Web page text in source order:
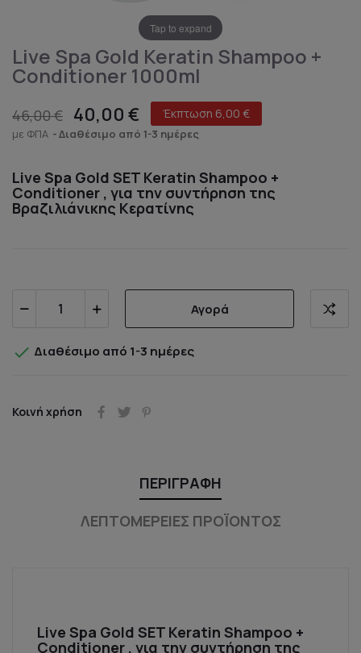
Tap to expand
Live Spa Gold Keratin Shampoo +
Conditioner 1000ml
46,00 € 40,00 € Έκπτωση 6,00 €
με ΦΠΑ Διαθέσιμο από 1-3 ημέρες
Live Spa Gold SET Keratin Shampoo +
Conditioner , για την συντήρηση της
Βραζιλιάνικης Κερατίνης
Αγορά
 Διαθέσιμο από 1-3 ημέρες
Κοινή χρήση
ΠΕΡΙΓΡΑΦΉ
ΛΕΠΤΟΜΈΡΕΙΕΣ ΠΡΟΪΌΝΤΟΣ
Live Spa Gold SET Keratin Shampoo +
Conditioner , για την συντήρηση της